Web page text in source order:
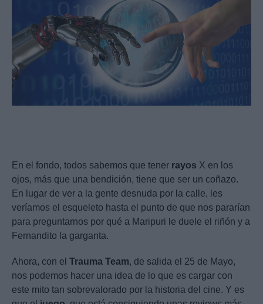
En el fondo, todos sabemos que tener rayos X en los
ojos, más que una bendición, tiene que ser un coñazo.
En lugar de ver a la gente desnuda por la calle, les
veríamos el esqueleto hasta el punto de que nos pararían
para preguntarnos por qué a Maripuri le duele el riñón y a
Fernandito la garganta.
Ahora, con el Trauma Team, de salida el 25 de Mayo,
nos podemos hacer una idea de lo que es cargar con
este mito tan sobrevalorado por la historia del cine. Y es